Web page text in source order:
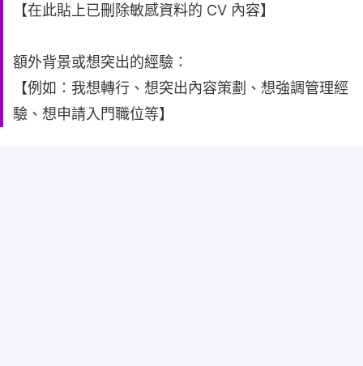
【在此貼上已刪除敏感資料的 CV 內容】
額外背景或想突出的經驗：
【例如：我想轉行、想突出內容策劃、想強調管理經
驗、想申請入門職位等】